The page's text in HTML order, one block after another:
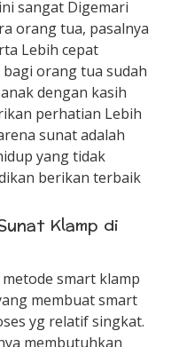
sangat Digemari
orang tua, pasalnya
Lebih cepat
orang tua sudah
dengan kasih
perhatian Lebih
sunat adalah
yang tidak
berikan terbaik
Klamp di
smart klamp
membuat smart
yg relatif singkat.
membutuhkan